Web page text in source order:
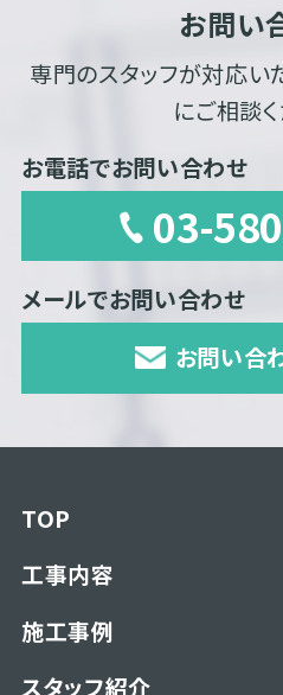
お問い
専門のスタッフが対応い
にご相談く
お電話でお問い合わせ
03-
メールでお問い合わせ
お問い合
TOP
工事内容
施工事例
スタッフ紹介